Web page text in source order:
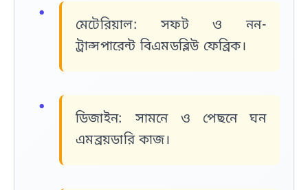
মেটেরিয়াল: সফট ও নন-
ট্রান্সপারেন্ট বিএমডব্লিউ ফেব্রিক।
ডিজাইন: সামনে ও পেছনে ঘন
এমব্রয়ডারি কাজ।